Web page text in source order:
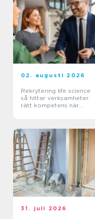
02. augusti 2026
Rekrytering life science
så hittar verksamheter
rätt kompetens när
31. juli 2026